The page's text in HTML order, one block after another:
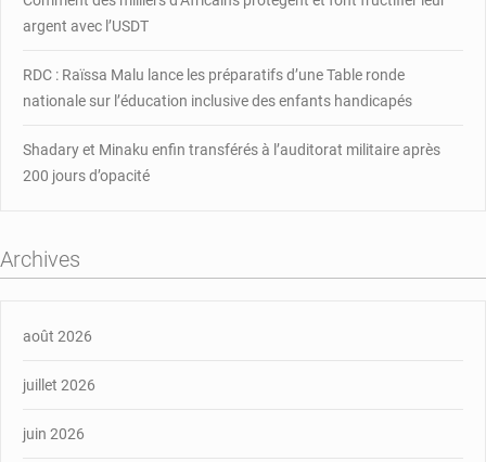
argent avec l’USDT
RDC : Raïssa Malu lance les préparatifs d’une Table ronde
nationale sur l’éducation inclusive des enfants handicapés
Shadary et Minaku enfin transférés à l’auditorat militaire après
200 jours d’opacité
Archives
août 2026
juillet 2026
juin 2026